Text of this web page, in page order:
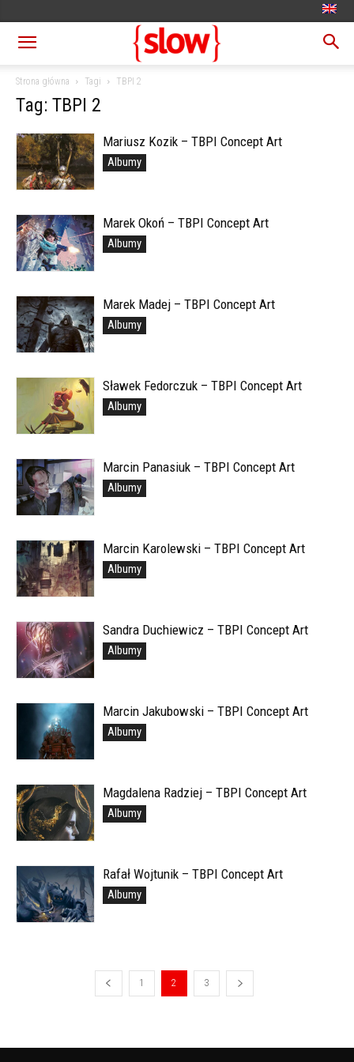
Strona główna Tagi TBPI 2
Tag: TBPI 2
Mariusz Kozik – TBPI Concept Art
Albumy
Marek Okoń – TBPI Concept Art
Albumy
Marek Madej – TBPI Concept Art
Albumy
Sławek Fedorczuk – TBPI Concept Art
Albumy
Marcin Panasiuk – TBPI Concept Art
Albumy
Marcin Karolewski – TBPI Concept Art
Albumy
Sandra Duchiewicz – TBPI Concept Art
Albumy
Marcin Jakubowski – TBPI Concept Art
Albumy
Magdalena Radziej – TBPI Concept Art
Albumy
Rafał Wojtunik – TBPI Concept Art
Albumy
1 2 3